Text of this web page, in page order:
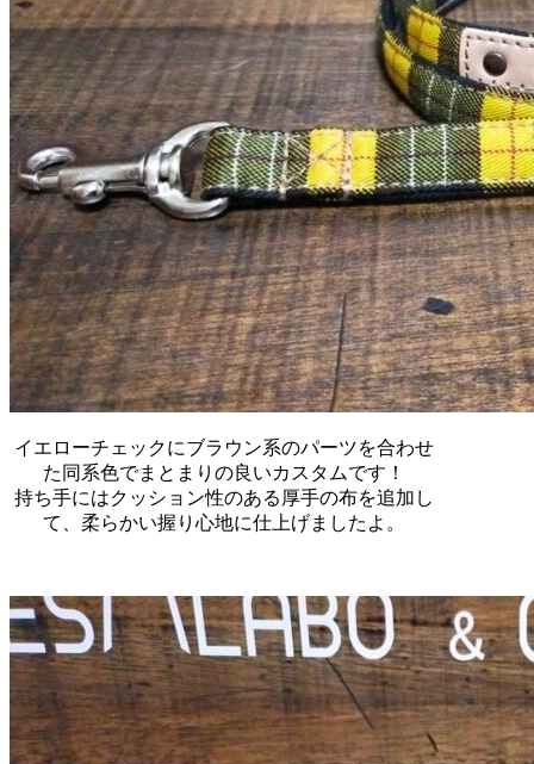
イエローチェックにブラウン系のパーツを合わせ
た同系色でまとまりの良いカスタムです！
持ち手にはクッション性のある厚手の布を追加し
て、柔らかい握り心地に仕上げましたよ。